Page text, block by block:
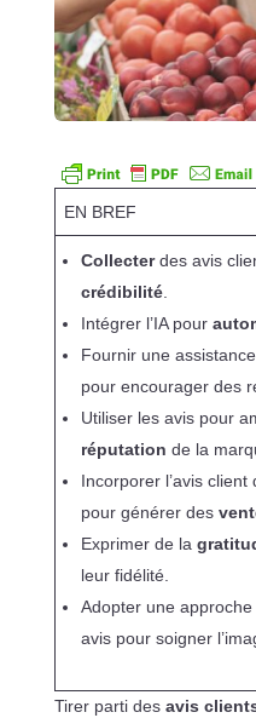
EN BREF
Collecterdes avis
crédibilité.
Intégrer l’IA pour
Fournir une
pour encourager des
Utiliser les avis pour
réputation de la
Incorporer l’avis client
pour générer des
Exprimer de la
leur fidélité.
Adopter une
avis pour soigner
Tirer parti des avis